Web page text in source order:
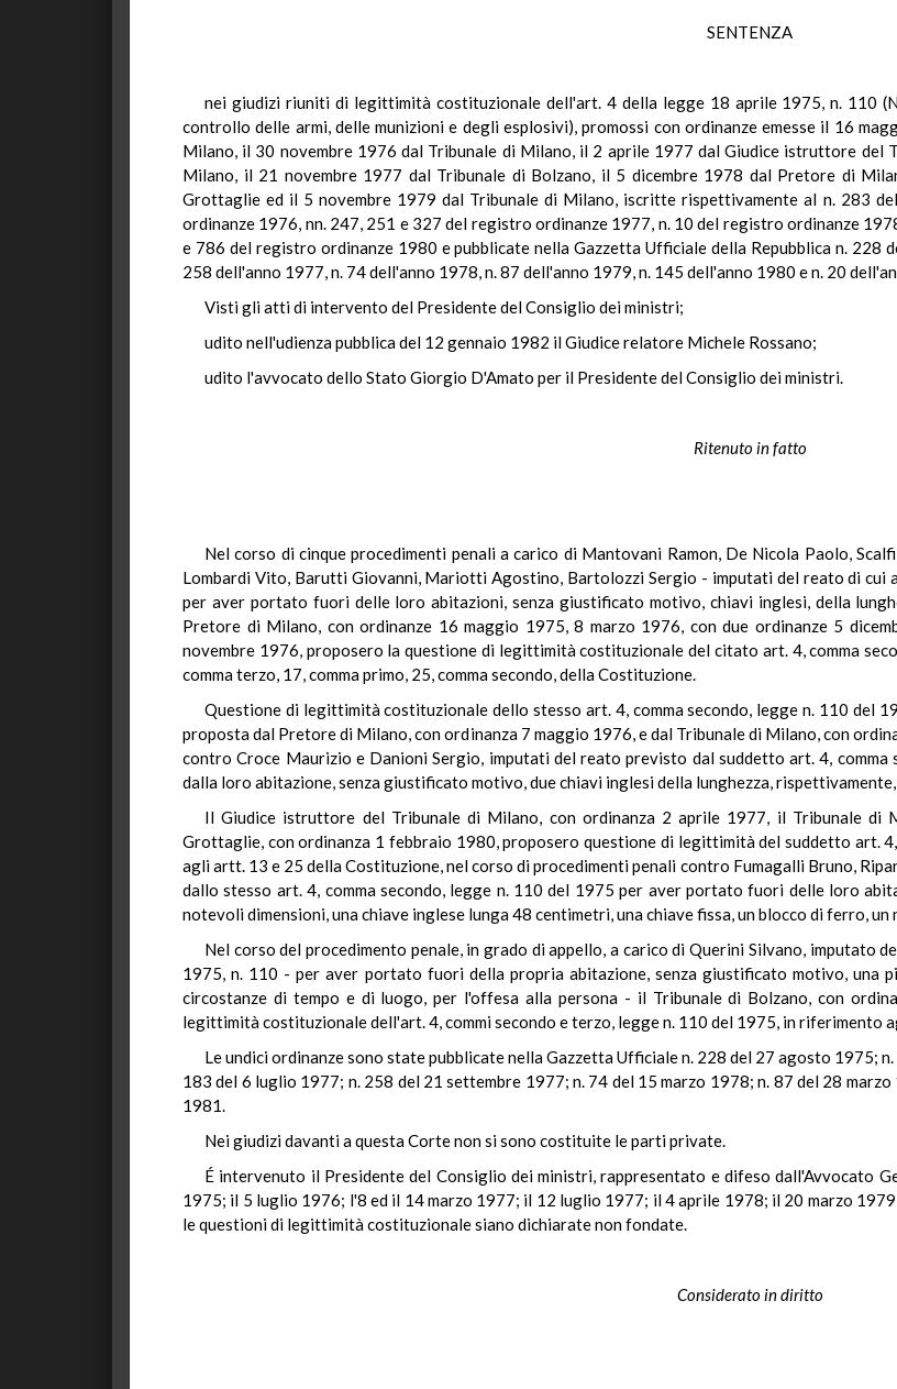
SENTENZA
nei giudizi riuniti di legittimità costituzionale dell'art. 4 della legge 18 aprile 1975, n. 110
controllo delle armi, delle munizioni e degli esplosivi), promossi con ordinanze emesse il 16
Milano, il 30 novembre 1976 dal Tribunale di Milano, il 2 aprile 1977 dal Giudice istruttore del
Milano, il 21 novembre 1977 dal Tribunale di Bolzano, il 5 dicembre 1978 dal Pretore di
Grottaglie ed il 5 novembre 1979 dal Tribunale di Milano, iscritte rispettivamente al n. 283
ordinanze 1976, nn. 247, 251 e 327 del registro ordinanze 1977, n. 10 del registro ordinanze
e 786 del registro ordinanze 1980 e pubblicate nella Gazzetta Ufficiale della Repubblica n. 228
258 dell'anno 1977, n. 74 dell'anno 1978, n. 87 dell'anno 1979, n. 145 dell'anno 1980 e n. 20
Visti gli atti di intervento del Presidente del Consiglio dei ministri;
udito nell'udienza pubblica del 12 gennaio 1982 il Giudice relatore Michele Rossano;
udito l'avvocato dello Stato Giorgio D'Amato per il Presidente del Consiglio dei ministri.
Ritenuto in fatto
Nel corso di cinque procedimenti penali a carico di Mantovani Ramon, De Nicola Paolo,
Lombardi Vito, Barutti Giovanni, Mariotti Agostino, Bartolozzi Sergio - imputati del reato di cui
per aver portato fuori delle loro abitazioni, senza giustificato motivo, chiavi inglesi, della
Pretore di Milano, con ordinanze 16 maggio 1975, 8 marzo 1976, con due ordinanze 5
novembre 1976, proposero la questione di legittimità costituzionale del citato art. 4, comma
comma terzo, 17, comma primo, 25, comma secondo, della Costituzione.
Questione di legittimità costituzionale dello stesso art. 4, comma secondo, legge n. 110 del
proposta dal Pretore di Milano, con ordinanza 7 maggio 1976, e dal Tribunale di Milano, con
contro Croce Maurizio e Danioni Sergio, imputati del reato previsto dal suddetto art. 4,
dalla loro abitazione, senza giustificato motivo, due chiavi inglesi della lunghezza,
Il Giudice istruttore del Tribunale di Milano, con ordinanza 2 aprile 1977, il Tribunale di
Grottaglie, con ordinanza 1 febbraio 1980, proposero questione di legittimità del suddetto art.
agli artt. 13 e 25 della Costituzione, nel corso di procedimenti penali contro Fumagalli Bruno,
dallo stesso art. 4, comma secondo, legge n. 110 del 1975 per aver portato fuori delle loro
notevoli dimensioni, una chiave inglese lunga 48 centimetri, una chiave fissa, un blocco di ferro, un
Nel corso del procedimento penale, in grado di appello, a carico di Querini Silvano, imputato
1975, n. 110 - per aver portato fuori della propria abitazione, senza giustificato motivo, una
circostanze di tempo e di luogo, per l'offesa alla persona - il Tribunale di Bolzano, con
legittimità costituzionale dell'art. 4, commi secondo e terzo, legge n. 110 del 1975, in riferimento
Le undici ordinanze sono state pubblicate nella Gazzetta Ufficiale n. 228 del 27 agosto 1975;
183 del 6 luglio 1977; n. 258 del 21 settembre 1977; n. 74 del 15 marzo 1978; n. 87 del 28
1981.
Nei giudizi davanti a questa Corte non si sono costituite le parti private.
É intervenuto il Presidente del Consiglio dei ministri, rappresentato e difeso dall'Avvocato
1975; il 5 luglio 1976; l'8 ed il 14 marzo 1977; il 12 luglio 1977; il 4 aprile 1978; il 20 marzo
le questioni di legittimità costituzionale siano dichiarate non fondate.
Considerato in diritto